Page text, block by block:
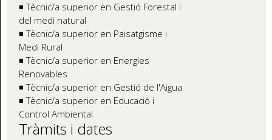
◾ Tècnic/a superior en Gestió Forestal i
del medi natural
◾ Tècnic/a superior en Paisatgisme i
Medi Rural
◾ Tècnic/a superior en Energies
Renovables
◾ Tècnic/a superior en Gestió de l'Aigua
◾ Tècnic/a superior en Educació i
Control Ambiental
Tràmits i dates